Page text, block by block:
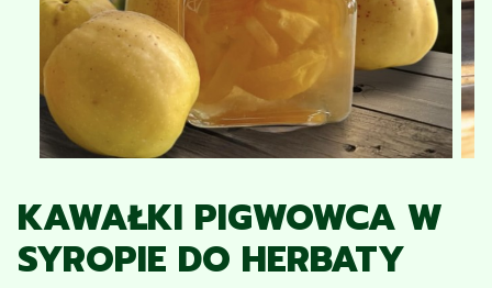
KAWAŁKI PIGWOWCA W
SYROPIE DO HERBATY